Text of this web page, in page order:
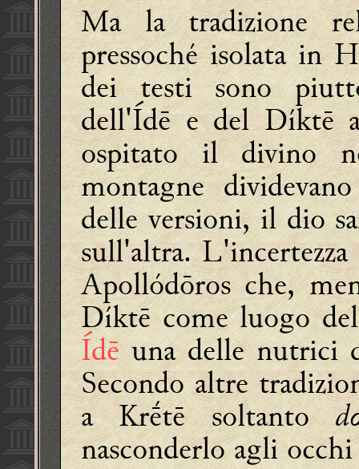
Ma la tradizione
pressoché isolata in
dei testi sono
dell'Ídē e del Díktē
ospitato il divino
montagne
delle versioni, il dio
sull'altra.
Apollódōrosche,
Díktē come luogo
Ídēuna delle nutrici
Secondo altre
a Krḗtē soltanto
nasconderlo agli